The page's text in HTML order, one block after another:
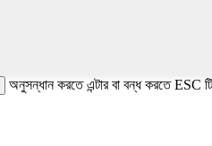
অনুসন্ধান করতে এন্টার বা বন্ধ করতে ESC